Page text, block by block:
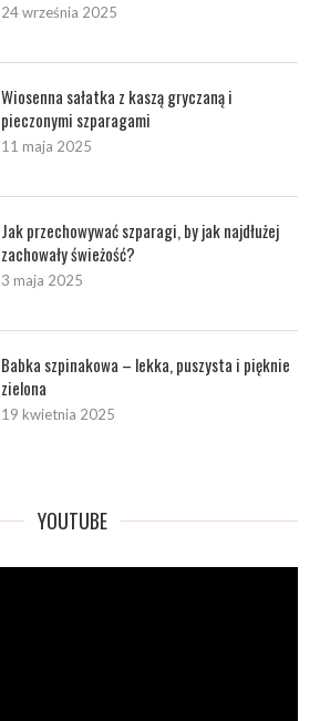
24 września 2025
Wiosenna sałatka z kaszą gryczaną i
pieczonymi szparagami
11 maja 2025
Jak przechowywać szparagi, by jak najdłużej
zachowały świeżość?
3 maja 2025
Babka szpinakowa – lekka, puszysta i pięknie
zielona
19 kwietnia 2025
YOUTUBE